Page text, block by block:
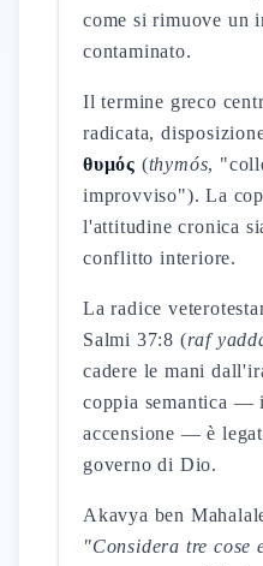
come si rimuove un
contaminato.
Il termine greco
radicata,
θυμός (thymós,
improvviso"). La
l'attitudine cronica
conflitto interiore.
La radice
Salmi 37:8 (raf
cadere le mani
coppia semantica —
accensione — è
governo di Dio.
Akavya ben
"Considera tre cose